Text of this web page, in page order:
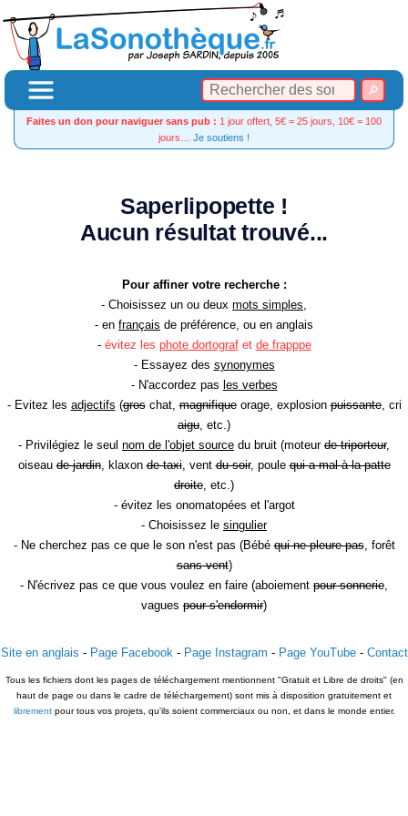
Faites un don pour naviguer sans pub : 1 jour offert, 5€ = 25 jours, 10€ = 100
jours… Je soutiens !
Saperlipopette !
Aucun résultat trouvé...
Pour affiner votre recherche :
- Choisissez un ou deux mots simples,
- en français de préférence, ou en anglais
- évitez les phote dortografet de frapppe
- Essayez des synonymes
- N'accordez pas les verbes
- Evitez les adjectifs (groschat,magnifiqueorage, explosionpuissante, cri
aigu, etc.)
- Privilégiez le seul nom de l'objet source du bruit (moteur de triporteur,
oiseaude jardin, klaxonde taxi, ventdu soir, poulequi a mal à la patte
droite, etc.)
- évitez les onomatopées et l'argot
- Choisissez le singulier
- Ne cherchez pas ce que le son n'est pas (Bébéqui ne pleure pas, forêt
sans vent)
- N'écrivez pas ce que vous voulez en faire (aboiement pour sonnerie,
vagues pour s'endormir)
Site en anglais - Page Facebook- Page Instagram - Page YouTube- Contact
Tous les fichiers dont les pages de téléchargement mentionnent "Gratuit et Libre de droits" (en
haut de page ou dans le cadre de téléchargement) sont mis à disposition gratuitement et
librementpour tous vos projets, qu'ils soient commerciaux ou non, et dans le monde entier.